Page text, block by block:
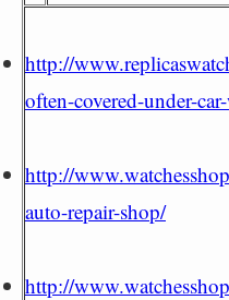
http://
often-covered-under-
http://
auto-repair-shop/
http://